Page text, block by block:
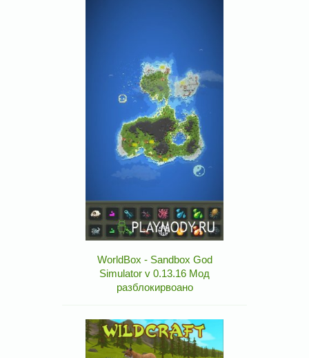
WorldBox - Sandbox God
Simulator v 0.13.16 Мод
разблокирвоано